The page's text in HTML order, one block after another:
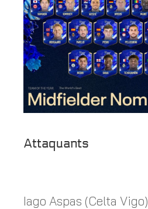
Attaquants
Iago Aspas (Celta Vigo)